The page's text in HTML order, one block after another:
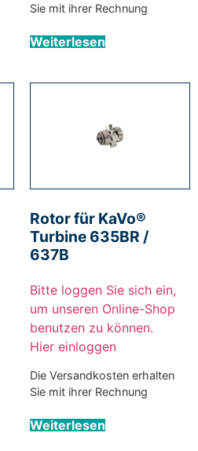
Sie mit ihrer Rechnung
Weiterlesen
Rotor für KaVo®
Turbine 635BR /
637B
Bitte loggen Sie sich ein,
um unseren Online-Shop
benutzen zu können.
Hier einloggen
Die Versandkosten erhalten
Sie mit ihrer Rechnung
Weiterlesen